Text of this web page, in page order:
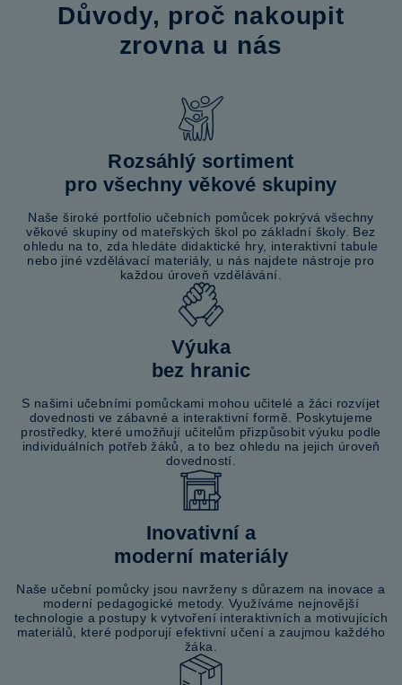
Důvody, proč nakoupit
zrovna u nás
Rozsáhlý sortiment
pro všechny věkové skupiny
Naše široké portfolio učebních pomůcek pokrývá všechny
věkové skupiny od mateřských škol po základní školy. Bez
ohledu na to, zda hledáte didaktické hry, interaktivní tabule
nebo jiné vzdělávací materiály, u nás najdete nástroje pro
každou úroveň vzdělávání.
Výuka
bez hranic
S našimi učebními pomůckami mohou učitelé a žáci rozvíjet
dovednosti ve zábavné a interaktivní formě. Poskytujeme
prostředky, které umožňují učitelům přizpůsobit výuku podle
individuálních potřeb žáků, a to bez ohledu na jejich úroveň
dovedností.
Inovativní a
moderní materiály
Naše učební pomůcky jsou navrženy s důrazem na inovace a
moderní pedagogické metody. Využíváme nejnovější
technologie a postupy k vytvoření interaktivních a motivujících
materiálů, které podporují efektivní učení a zaujmou každého
žáka.